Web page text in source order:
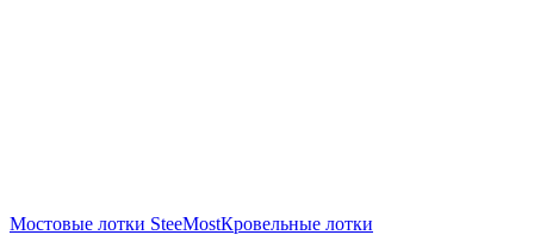
Мостовые лотки SteeMostКровельные лотки